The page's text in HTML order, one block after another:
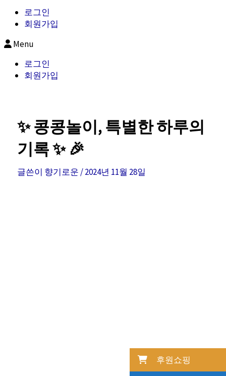
로그인
회원가입
Menu
로그인
회원가입
✨ 콩콩놀이, 특별한 하루의
기록 ✨ 🎉
글쓴이 향기로운 /2024년 11월 28일
후원쇼핑